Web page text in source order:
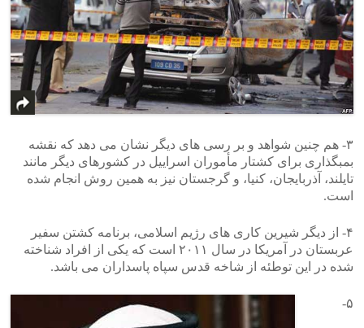
۳- هم چنین شواهد و بر رسی های دیگر نشان می دهد که نقشه
بمبگذاری برای کشتار مأموران اسراییل در کشورهای دیگر مانند
تایلند، آذربایجان، کنیا، و گرجستان نیز به همین روش انجام شده
است.
۴- از دیگر شیرین کاری های رژیم اسلامی، برنامه کشتن سفیر
عربستان در آمریکا در سال ۲۰۱۱ است که یکی از افراد شناخته
شده در این توطئه از شاخه قدس سپاه پاسداران می باشد.
۵-